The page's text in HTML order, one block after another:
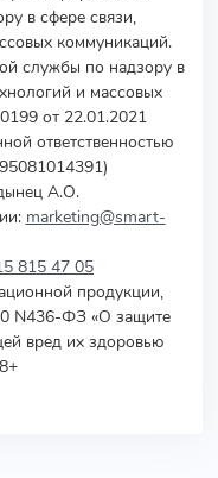
в сфере связи,
коммуникаций.
службы по надзору в
и массовых
от 22.01.2021
ответственностью
А.О.
marketing@smart-
815 47 05
продукции,
N436-ФЗ «О защите
вред их здоровью